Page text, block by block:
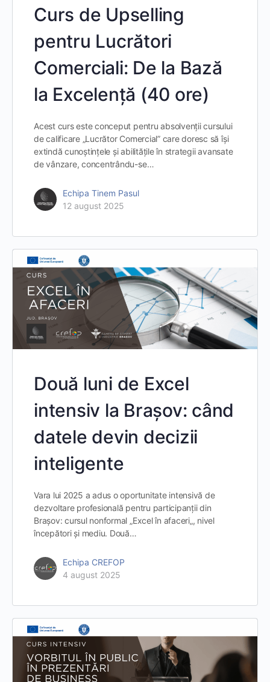
Curs de Upselling
pentru Lucrători
Comerciali: De la Bază
la Excelență (40 ore)
Acest curs este conceput pentru absolvenții cursului
de calificare „Lucrător Comercial” care doresc să își
extindă cunoștințele și abilitățile în strategii avansate
de vânzare, concentrându-se…
Echipa Tinem Pasul
12 august 2025
Două luni de Excel
intensiv la Brașov: când
datele devin decizii
inteligente
Vara lui 2025 a adus o oportunitate intensivă de
dezvoltare profesională pentru participanții din
Brașov: cursul nonformal „Excel în afaceri„, nivel
începători și mediu. Două…
Echipa CREFOP
4 august 2025